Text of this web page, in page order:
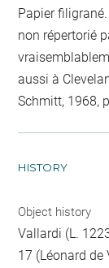
Papier
non répertorié
aussi à
Schmitt, 1968,
HISTORY
Object history
Vallardi (L.
17 (Léonard de